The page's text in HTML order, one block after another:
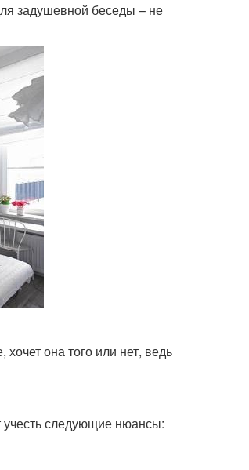
задушевной беседы – не
хочет она того или нет, ведь
учесть следующие нюансы: